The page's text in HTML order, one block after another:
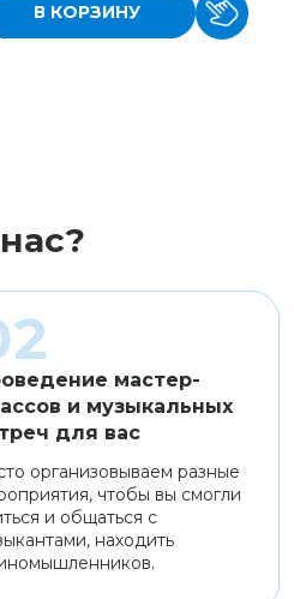
В КОРЗИНУ
мастер-
и музыкальных
для вас
организовываем разные
чтобы вы смогли
и общаться с
находить